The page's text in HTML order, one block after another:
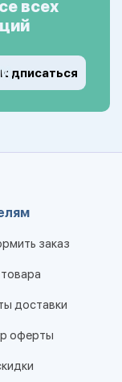
всех
заказ
доставки
оферты